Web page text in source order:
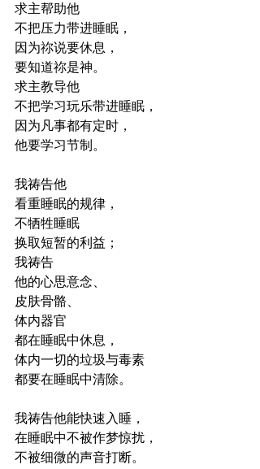
求主帮助他
不把压力带进睡眠，
因为祢说要休息，
要知道祢是神。
求主教导他
不把学习玩乐带进睡眠，
因为凡事都有定时，
他要学习节制。
我祷告他
看重睡眠的规律，
不牺牲睡眠
换取短暂的利益；
我祷告
他的心思意念、
皮肤骨骼、
体内器官
都在睡眠中休息，
体内一切的垃圾与毒素
都要在睡眠中清除。
我祷告他能快速入睡，
在睡眠中不被作梦惊扰，
不被细微的声音打断。